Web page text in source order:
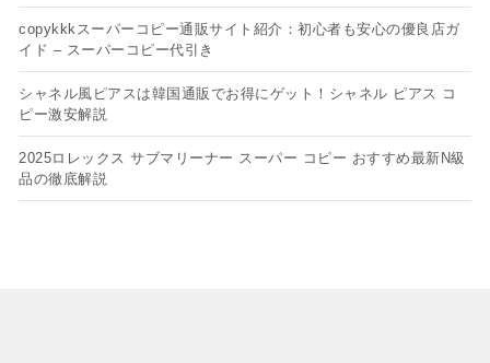
copykkkスーパーコピー通販サイト紹介：初心者も安心の優良店ガ
イド – スーパーコピー代引き
シャネル風ピアスは韓国通販でお得にゲット！シャネル ピアス コ
ピー​激安解説
2025ロレックス サブマリーナー スーパー コピー おすすめ最新N級
品の徹底解説